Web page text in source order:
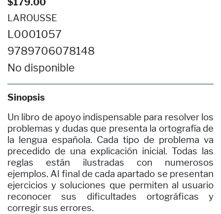
LAROUSSE
L0001057
9789706078148
No disponible
Sinopsis
Un libro de apoyo indispensable para resolver los
problemas y dudas que presenta la ortografía de
la lengua española. Cada tipo de problema va
precedido de una explicación inicial. Todas las
reglas están ilustradas con numerosos
ejemplos. Al final de cada apartado se presentan
ejercicios y soluciones que permiten al usuario
reconocer sus dificultades ortográficas y
corregir sus errores.